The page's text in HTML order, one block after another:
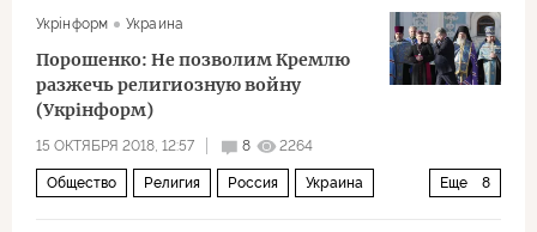
Ближний Восток Донбасс Балтийское море
Крым Украина
Аргентина Запад Мариуполь
Укрiнформ Украина
Порошенко: Не позволим Кремлю
разжечь религиозную войну
(Укрiнформ)
15 ОКТЯБРЯ 2018, 12:57 8 2264
Еще 8
Общество Религия Россия Украина